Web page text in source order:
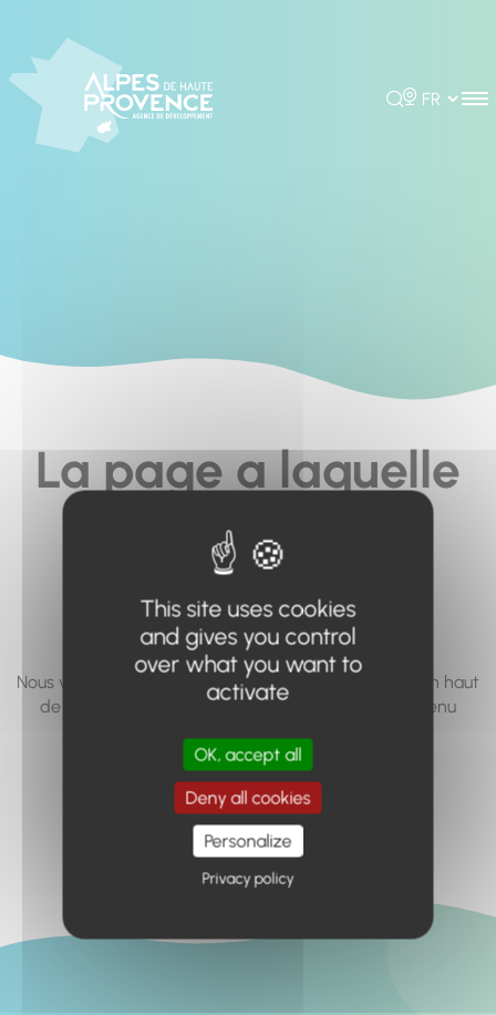
Rechercher
Choisir la
La page a laquelle
vous cherchez à
accéder n'existe
pas... ou plus.
Nous vous invitons à utiliser le moteur de recherche en haut
de page, ou à utiliser le menu pour trouver le contenu
Retour à l'accueil
This site uses cookies
and gives you control
over what you want to
activate
OK, accept all
Deny all cookies
Personalize
Privacy policy